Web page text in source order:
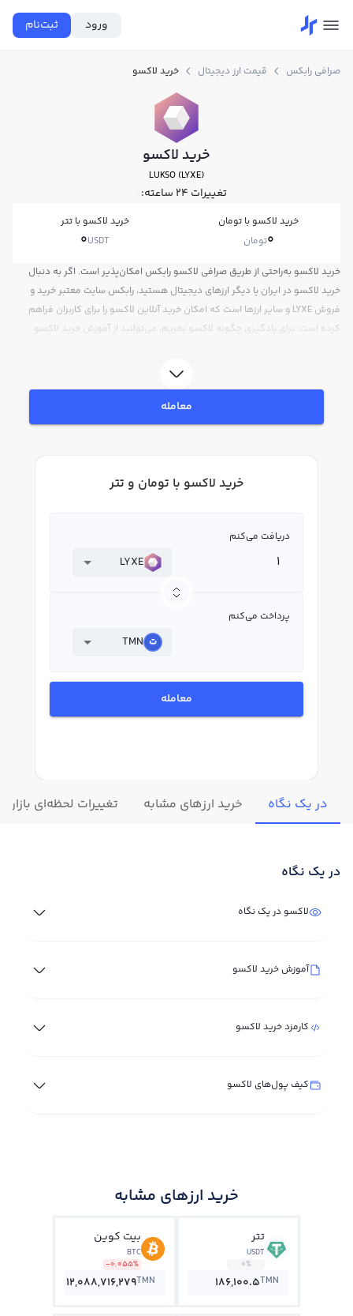
ورود ثبت‌نام
صرافی رابکس قیمت ارز دیجیتال خرید لاکسو
خرید لاکسو
LUKSO (LYXE)
تغییرات ۲۴ ساعته: 0%
خرید لاکسو با تومان
0تومان
خرید لاکسو با تتر
0USDT
خرید لاکسو به‌راحتی از طریق صرافی لاکسو رابکس امکان‌پذیر است. اگر به دنبال
خرید لاکسو در ایران یا دیگر ارزهای دیجیتال هستید، رابکس سایت معتبر خرید و
فروش LYXE و سایر ارزها است که امکان خرید آنلاین لاکسو را برای کاربران فراهم
کرده است. برای یادگیری چگونه لاکسو بخریم، می‌توانید از آموزش خرید لاکسو
در بازار رابکس، قیمت لحظه‌ای، نمودار و امکانات فروش لاکسو نیز در دسترس شما
قرار دارد تا بتوانید تصمیمات بهتری در معاملات خود بگیرید.
معامله
خرید لاکسو با تومان و تتر
دریافت می‌کنم
LYXE
پرداخت می‌کنم
TMN
معامله
در یک نگاه خرید ارزهای مشابه تغییرات لحظه‌ای بازار
در یک نگاه
لاکسو در یک نگاه
آموزش خرید لاکسو
کارمزد خرید لاکسو
کیف پول‌های لاکسو
خرید ارزهای مشابه
تتر
USDT
0%
186,100.5TMN
بیت کوین
BTC
-0.055%
12,088,716,279TMN